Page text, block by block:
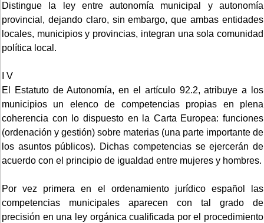
Distingue la ley entre autonomía municipal y autonomía
provincial, dejando claro, sin embargo, que ambas entidades
locales, municipios y provincias, integran una sola comunidad
política local.
I V
El Estatuto de Autonomía, en el artículo 92.2, atribuye a los
municipios un elenco de competencias propias en plena
coherencia con lo dispuesto en la Carta Europea: funciones
(ordenación y gestión) sobre materias (una parte importante de
los asuntos públicos). Dichas competencias se ejercerán de
acuerdo con el principio de igualdad entre mujeres y hombres.
Por vez primera en el ordenamiento jurídico español las
competencias municipales aparecen con tal grado de
precisión en una ley orgánica cualificada por el procedimiento